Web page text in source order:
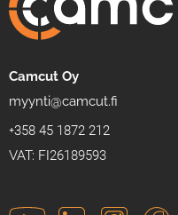
Camcut Oy
myynti@camcut.fi
+358 45 1872 212
VAT: FI26189593